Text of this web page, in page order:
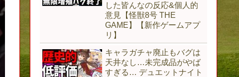
した皆んなの反応&個人的
意見【怪獣8号 THE
GAME】【新作ゲームアプ
リ】
キャラガチャ廃止もバグは
天井なし…未完成品がやば
すぎる… デュエットナイト